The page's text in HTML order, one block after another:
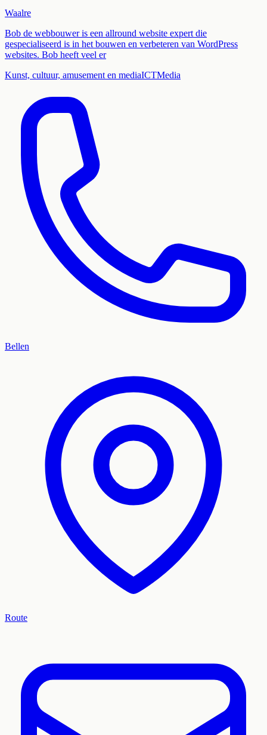
Waalre
Bob de webbouwer is een allround website expert die
gespecialiseerd is in het bouwen en verbeteren van WordPress
websites. Bob heeft veel er
Kunst, cultuur, amusement en mediaICTMedia
Bellen
Route